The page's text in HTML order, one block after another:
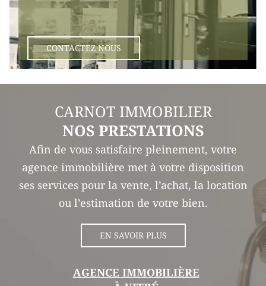
CONTACTEZ NOUS
CARNOT IMMOBILIER
NOS PRESTATIONS
Afin de vous satisfaire pleinement, votre
agence immobilière met à votre disposition
ses services pour la vente, l’achat, la location
ou l’estimation de votre bien.
EN SAVOIR PLUS
AGENCE IMMOBILIÈRE